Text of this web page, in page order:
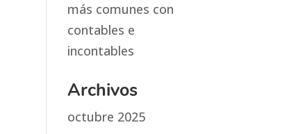
más comunes con
contables e
incontables
Archivos
octubre 2025